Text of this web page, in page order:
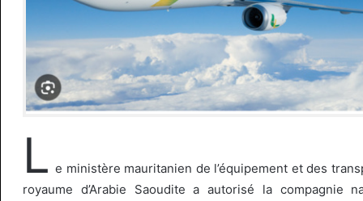
L e ministère mauritanien de l’équipement et des
royaume d’Arabie Saoudite a autorisé la compagnie